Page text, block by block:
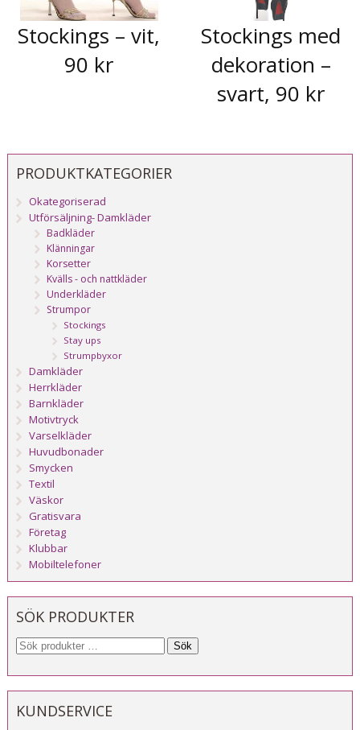
Stockings – vit,
90 kr
Stockings med
dekoration –
svart, 90 kr
PRODUKTKATEGORIER
Okategoriserad
Utförsäljning- Damkläder
Badkläder
Klänningar
Korsetter
Kvälls - och nattkläder
Underkläder
Strumpor
Stockings
Stay ups
Strumpbyxor
Damkläder
Herrkläder
Barnkläder
Motivtryck
Varselkläder
Huvudbonader
Smycken
Textil
Väskor
Gratisvara
Företag
Klubbar
Mobiltelefoner
SÖK PRODUKTER
Sök
KUNDSERVICE